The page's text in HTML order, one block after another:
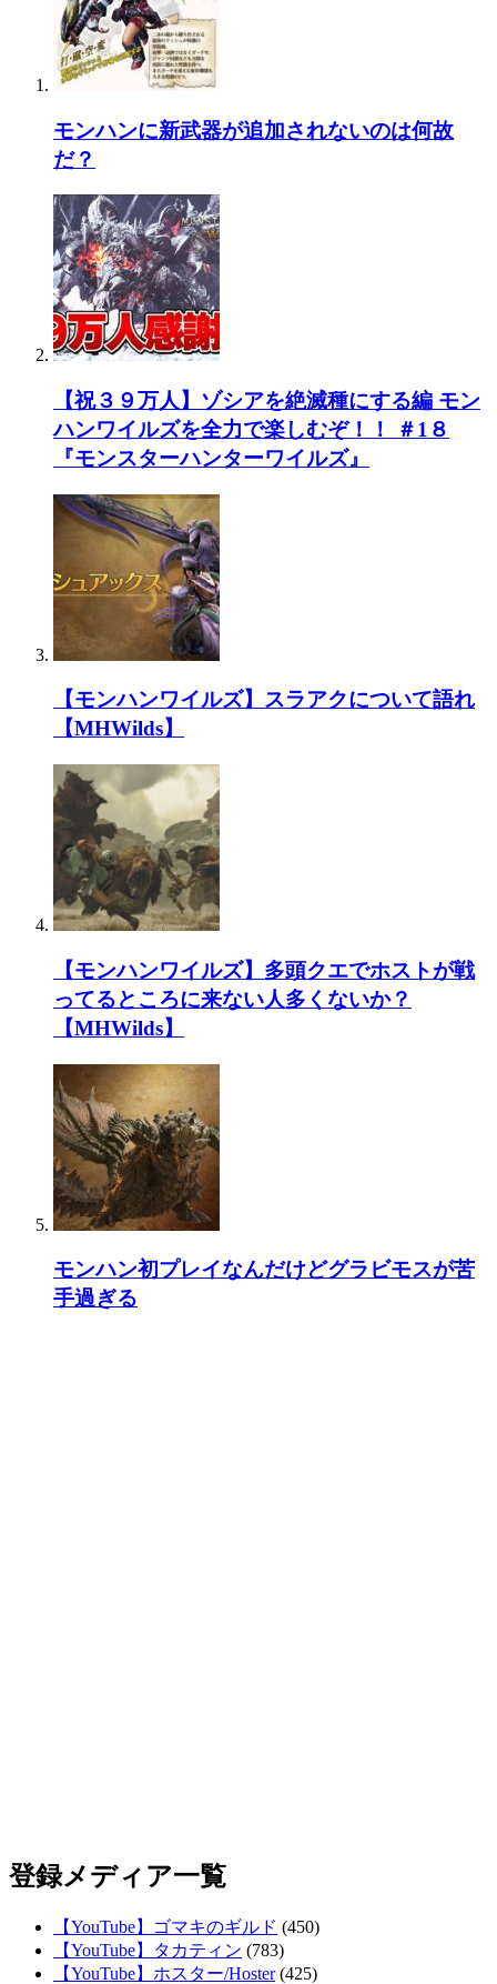
モンハンに新武器が追加されないのは何故
だ？
【祝３９万人】ゾシアを絶滅種にする編 モン
ハンワイルズを全力で楽しむぞ！！ ＃1８
『モンスターハンターワイルズ』
【モンハンワイルズ】スラアクについて語れ
【MHWilds】
【モンハンワイルズ】多頭クエでホストが戦
ってるところに来ない人多くないか？
【MHWilds】
モンハン初プレイなんだけどグラビモスが苦
手過ぎる
登録メディア一覧
【YouTube】ゴマキのギルド (450)
【YouTube】タカティン (783)
【YouTube】ホスター/Hoster(425)